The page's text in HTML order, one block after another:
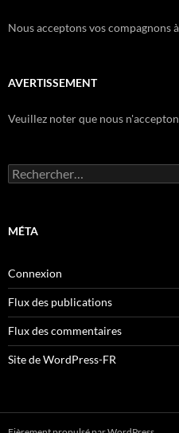
Nous acceptons vos compagnons
AVERTISSEMENT
Veuillez noter que nous
Rechercher :
MÉTA
Connexion
Flux des publications
Flux des commentaires
Site de WordPress-FR